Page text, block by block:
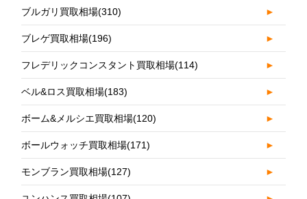
ブルガリ買取相場(310) ►
ブレゲ買取相場(196) ►
フレデリックコンスタント買取相場(114) ►
ベル&ロス買取相場(183) ►
ボーム&メルシエ買取相場(120) ►
ボールウォッチ買取相場(171) ►
モンブラン買取相場(127) ►